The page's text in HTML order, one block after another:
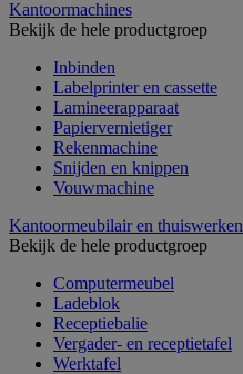
Kantoormachines
Bekijk de hele productgroep
Inbinden
Labelprinter en cassette
Lamineerapparaat
Papiervernietiger
Rekenmachine
Snijden en knippen
Vouwmachine
Kantoormeubilair en thuiswerken
Bekijk de hele productgroep
Computermeubel
Ladeblok
Receptiebalie
Vergader- en receptietafel
Werktafel